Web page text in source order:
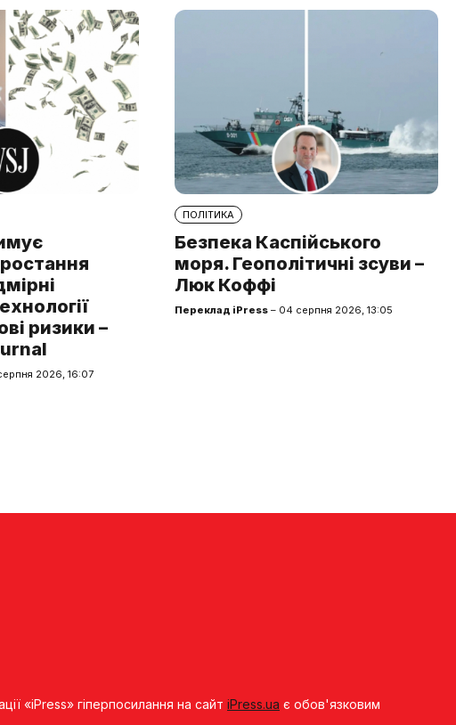
ризики –
2026, 16:07
ПОЛІТИКА
Безпека Каспійського
моря. Геополітичні зсуви –
Люк Коффі
Переклад iPress – 04 серпня 2026, 13:05
«iPress» гіперпосилання на сайт iPress.ua є обов'язковим